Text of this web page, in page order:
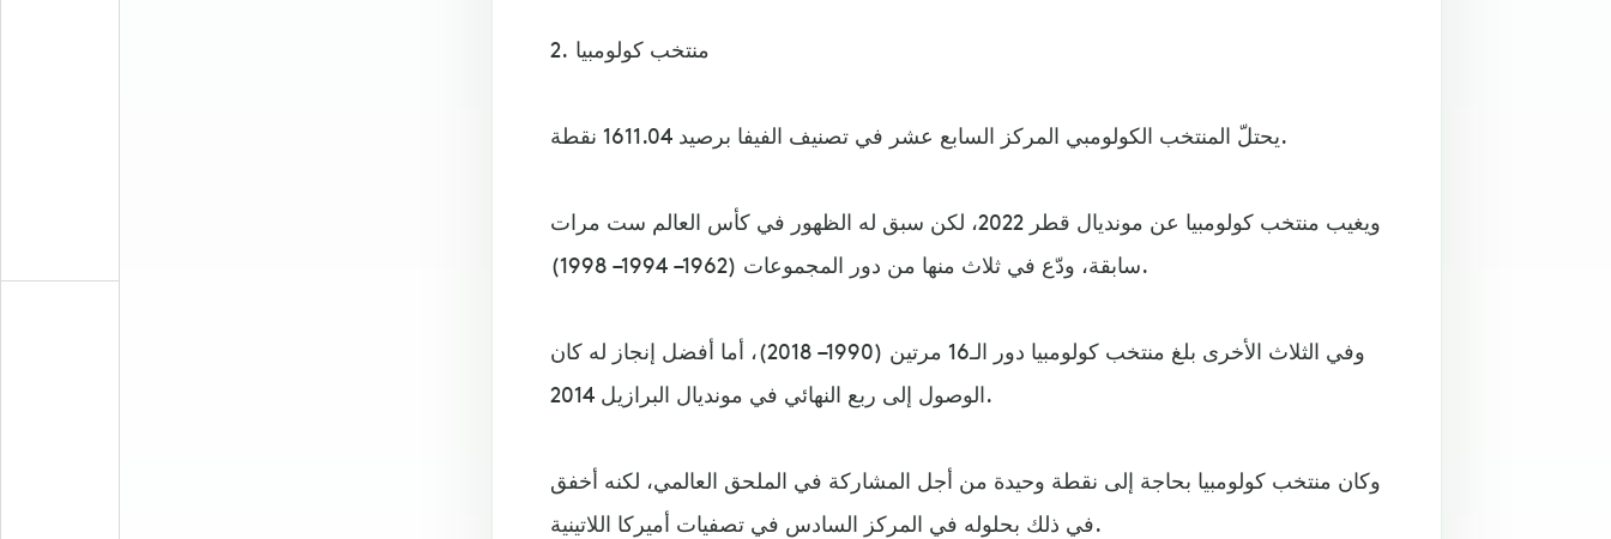
2. منتخب كولومبيا
يحتلّ المنتخب الكولومبي المركز السابع عشر في تصنيف الفيفا برصيد 1611.04 نقطة.
ويغيب منتخب كولومبيا عن مونديال قطر 2022، لكن سبق له الظهور في كأس العالم ست مرات
سابقة، ودّع في ثلاث منها من دور المجموعات (1962– 1994– 1998).
وفي الثلاث الأخرى بلغ منتخب كولومبيا دور الـ16 مرتين (1990– 2018)، أما أفضل إنجاز له كان
الوصول إلى ربع النهائي في مونديال البرازيل 2014.
وكان منتخب كولومبيا بحاجة إلى نقطة وحيدة من أجل المشاركة في الملحق العالمي، لكنه أخفق
في ذلك بحلوله في المركز السادس في تصفيات أميركا اللاتينية.